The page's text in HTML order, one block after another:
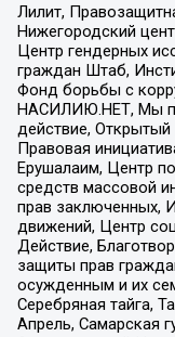
Лилит,
Нижегородский
Центр гендерных
граждан Штаб,
Фонд борьбы с
НАСИЛИЮ.НЕТ, Мы
действие, Открытый
Правовая
Ерушалаим, Центр
средств массовой
прав заключенных,
движений, Центр
Действие,
защиты прав
осужденным и их
Серебряная тайга,
Апрель, Самарская